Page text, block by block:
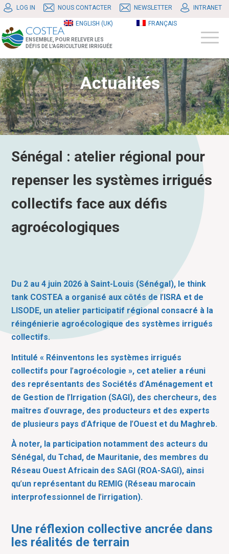
LOG IN NOUS CONTACTER NEWSLETTER INTRANET
ENGLISH (UK) FRANÇAIS
ENSEMBLE, POUR RELEVER LES
DÉFIS DE L'AGRICULTURE IRRIGUÉE
Actualités
Sénégal : atelier régional pour
repenser les systèmes irrigués
collectifs face aux défis
agroécologiques
Du 2 au 4 juin 2026 à Saint-Louis (Sénégal), le think
tank COSTEA a organisé aux côtés de l’ISRA et de
LISODE, un atelier participatif régional consacré à la
réingénierie agroécologique des systèmes irrigués
collectifs.
Intitulé « Réinventons les systèmes irrigués
collectifs pour l’agroécologie », cet atelier a réuni
des représentants des Sociétés d’Aménagement et
de Gestion de l’Irrigation (SAGI), des chercheurs, des
maîtres d’ouvrage, des producteurs et des experts
de plusieurs pays d’Afrique de l’Ouest et du Maghreb.
À noter, la participation notamment des acteurs du
Sénégal, du Tchad, de Mauritanie, des membres du
Réseau Ouest Africain des SAGI (ROA-SAGI), ainsi
qu’un représentant du REMIG (Réseau marocain
interprofessionnel de l’irrigation).
Une réflexion collective ancrée dans
les réalités de terrain